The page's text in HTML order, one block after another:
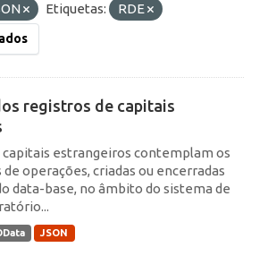
Etiquetas: RDE
registros de capitais
capitais estrangeiros contemplam os
operações, criadas ou encerradas
data-base, no âmbito do sistema de
JSON